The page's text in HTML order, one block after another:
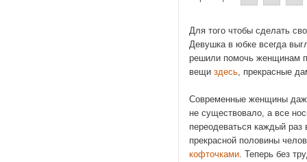
Для того чтобы сделать
Девушка в юбке всегда
решили помочь женщинам
вещи здесь, прекрасные
Современные женщины
не существовало, а все
переодеваться каждый
прекрасной половины
кофточками. Теперь без